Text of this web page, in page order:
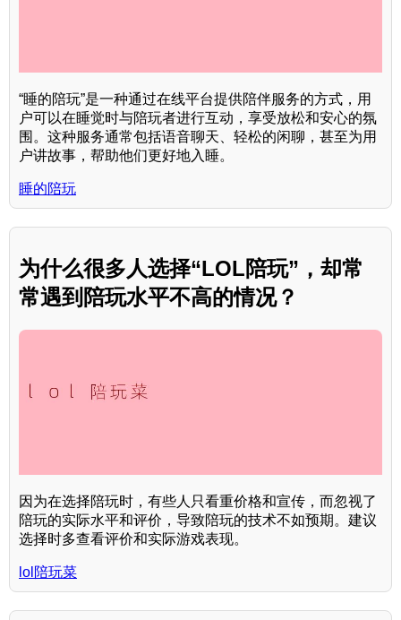
“睡的陪玩”是一种通过在线平台提供陪伴服务的方式，用
户可以在睡觉时与陪玩者进行互动，享受放松和安心的氛
围。这种服务通常包括语音聊天、轻松的闲聊，甚至为用
户讲故事，帮助他们更好地入睡。
睡的陪玩
为什么很多人选择“LOL陪玩”，却常
常遇到陪玩水平不高的情况？
因为在选择陪玩时，有些人只看重价格和宣传，而忽视了
陪玩的实际水平和评价，导致陪玩的技术不如预期。建议
选择时多查看评价和实际游戏表现。
lol陪玩菜